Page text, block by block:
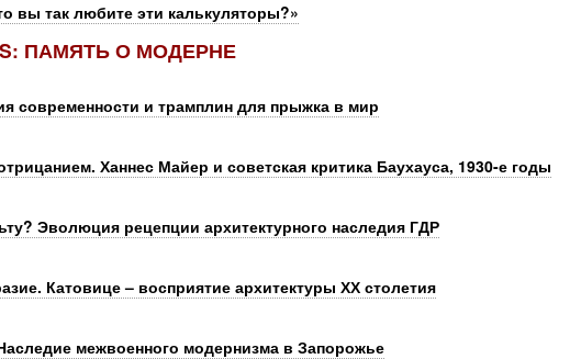
вы так любите эти калькуляторы?»
ПАМЯТЬ О МОДЕРНЕ
современности и трамплин для прыжка в мир
Ханнес Майер и советская критика Баухауса, 1930-е годы
Эволюция рецепции архитектурного наследия ГДР
Катовице – восприятие архитектуры ХХ столетия
межвоенного модернизма в Запорожье